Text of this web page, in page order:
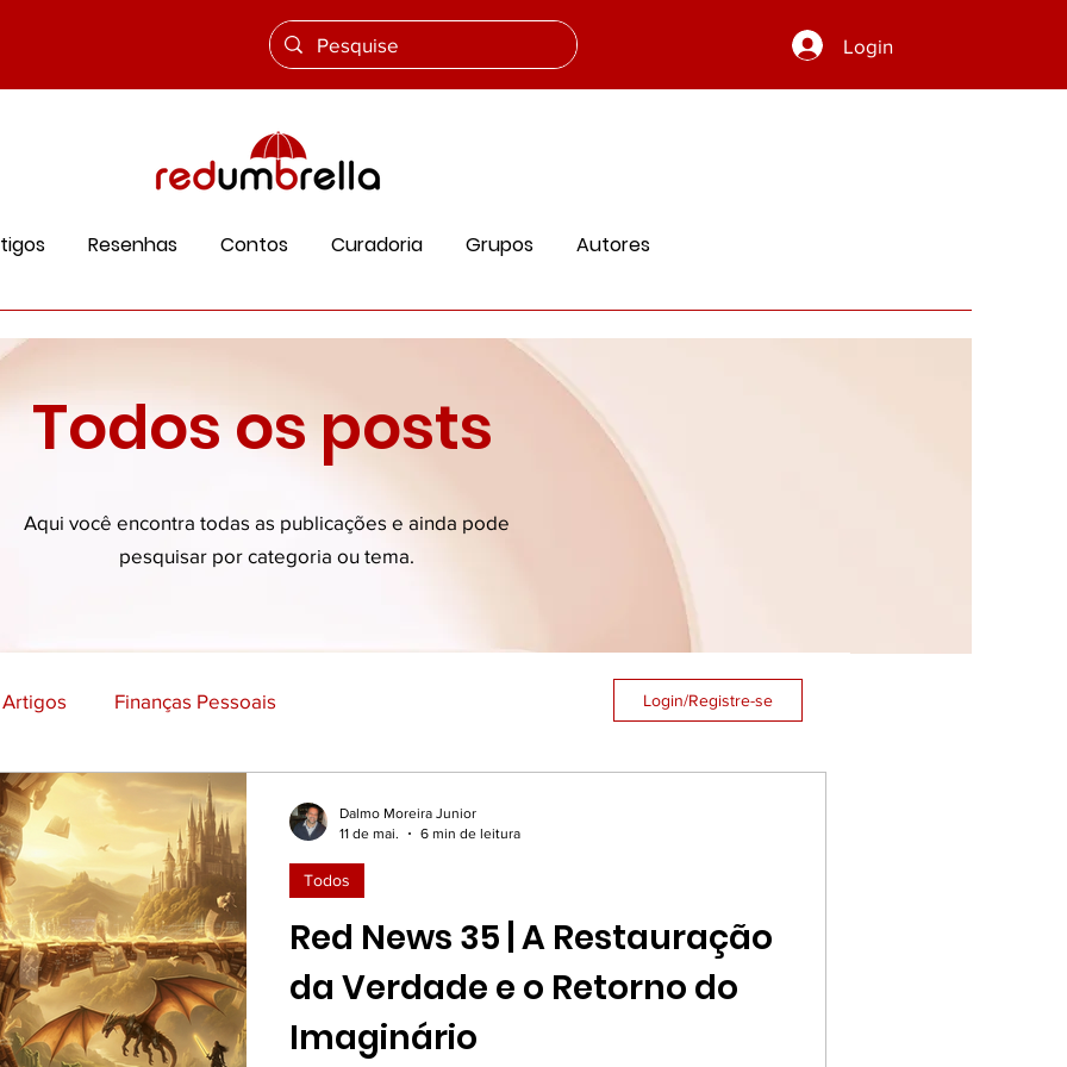
Login
Resenhas Contos Curadoria Grupos Autores
Todos os posts
Aqui você encontra todas as publicações e ainda pode
pesquisar por categoria ou tema.
Artigos Finanças Pessoais
Economia, Marketing e Negócios
e Aprendizado Empreendedorismo e Inovação
Viagens e Lugares Ficção
Login/Registre-se
Red News 35 | A Restauração
da Verdade e o Retorno do
Imaginário
Todos
Dalmo Moreira Junior
11 de mai.
6 min de leitura